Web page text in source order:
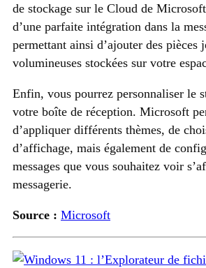
de stockage sur le Cloud de
d’une parfaite intégration dans la
permettant ainsi d’ajouter des pièces
volumineuses stockées sur votre
Enfin, vous pourrez personnaliser le
votre boîte de réception. Microsoft
d’appliquer différents thèmes, de
d’affichage, mais également de
messages que vous souhaitez voir
messagerie.
Source : Microsoft